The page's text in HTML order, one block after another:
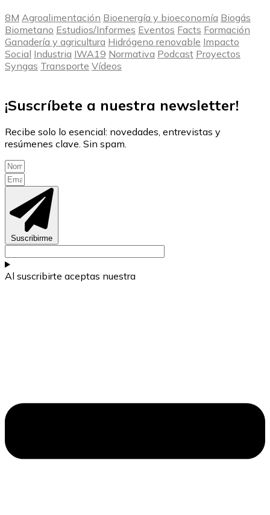
8M Agroalimentación Bioenergía y bioeconomía Biogás
Biometano Estudios/Informes Eventos Facts Formación
Ganadería y agricultura Hidrógeno renovable Impacto
Social Industria IWA19 Normativa Podcast Proyectos
Syngas Transporte Vídeos
¡Suscríbete a nuestra newsletter!
Recibe solo lo esencial: novedades, entrevistas y
resúmenes clave. Sin spam.
Suscribirme
Al suscribirte aceptas nuestra